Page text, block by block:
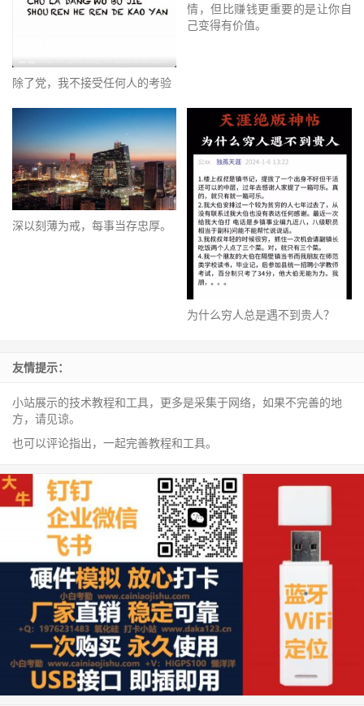
除了党，我不接受任何人的考验
情，但比赚钱更重要的是让你自
己变得有价值。
深以刻薄为戒，每事当存忠厚。
为什么穷人总是遇不到贵人？
友情提示：
小站展示的技术教程和工具，更多是采集于网络，如果不完善的地
方，请见谅。
也可以评论指出，一起完善教程和工具。